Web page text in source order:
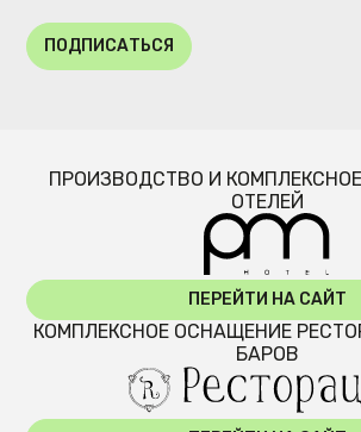
ПОДПИСАТЬСЯ
ПРОИЗВОДСТВО И
ОТЕЛЕЙ
ПЕРЕЙТИ НА САЙТ
КОМПЛЕКСНОЕ ОСНАЩЕНИЕ
БАРОВ